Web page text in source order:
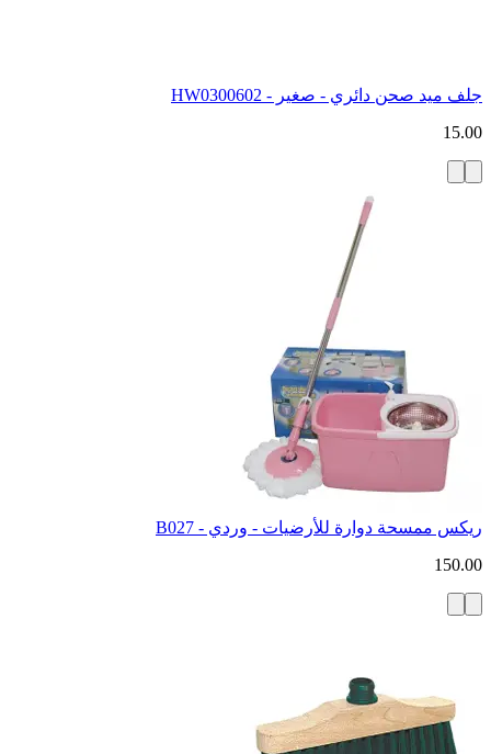
جلف ميد صحن دائري - صغير - HW0300602
15.00
ريكس ممسحة دوارة للأرضيات - وردي - B027
150.00